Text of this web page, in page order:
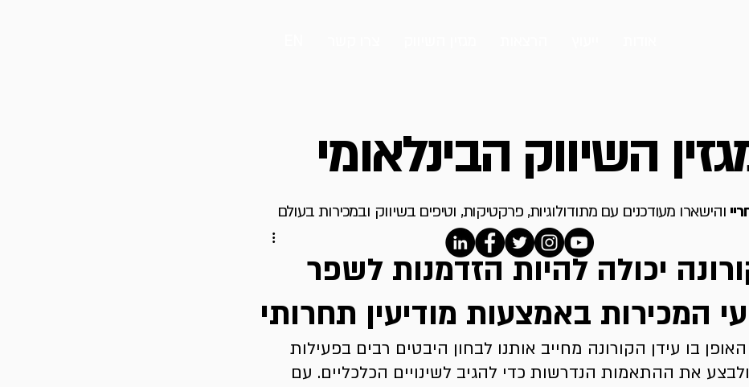
השיווק הבינלאומי
יכולה להיות הזדמנות לשפר
המכירות באמצעות מודיעין תחרותי
בו עידן הקורונה מחייב אותנו לבחון היבטים רבים בפעילות
את ההתאמות הנדרשות כדי להגיב לשינויים הכלכליים. עם
והישארו מעודכנים עם מתודולוגיות, פרקטיקות, וטיפים בשיווק ובמכירות בעולם